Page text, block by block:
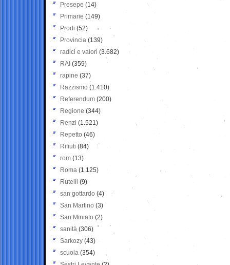
Presepe (14)
Primarie (149)
Prodi (52)
Provincia (139)
radici e valori (3.682)
RAI (359)
rapine (37)
Razzismo (1.410)
Referendum (200)
Regione (344)
Renzi (1.521)
Repetto (46)
Rifiuti (84)
rom (13)
Roma (1.125)
Rutelli (9)
san gottardo (4)
San Martino (3)
San Miniato (2)
sanità (306)
Sarkozy (43)
scuola (354)